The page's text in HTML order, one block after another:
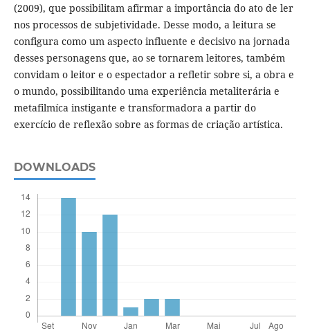
(2009), que possibilitam afirmar a importância do ato de ler
nos processos de subjetividade. Desse modo, a leitura se
configura como um aspecto influente e decisivo na jornada
desses personagens que, ao se tornarem leitores, também
convidam o leitor e o espectador a refletir sobre si, a obra e
o mundo, possibilitando uma experiência metaliterária e
metafilmíca instigante e transformadora a partir do
exercício de reflexão sobre as formas de criação artística.
DOWNLOADS